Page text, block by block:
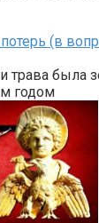
(в
трава
годом